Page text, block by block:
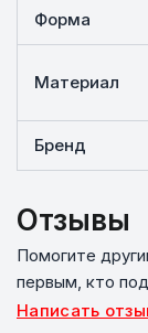
Форма
Материал
Бренд
Отзывы
Помогите
первым, кто
Написать